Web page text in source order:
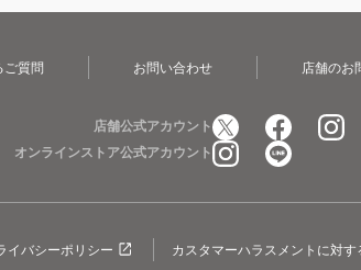
ご質問 お問い合わせ 店舗のお
店舗公式アカウント
オンラインストア公式アカウント
イバシーポリシー カスタマーハラスメントに対す